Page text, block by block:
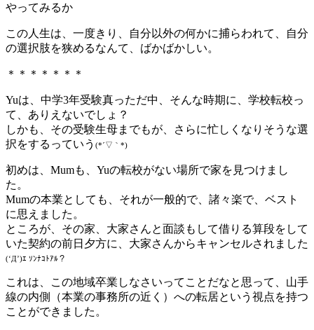
やってみるか
この人生は、一度きり、自分以外の何かに捕らわれて、自分
の選択肢を狭めるなんて、ばかばかしい。
＊＊＊＊＊＊＊
Yuは、中学3年受験真っただ中、そんな時期に、学校転校っ
て、ありえないでしょ？
しかも、その受験生母までもが、さらに忙しくなりそうな選
択をするっていう (*´▽｀*)
初めは、Mumも、Yuの転校がない場所で家を見つけまし
た。
Mumの本業としても、それが一般的で、諸々楽で、ベスト
に思えました。
ところが、その家、大家さんと面談もして借りる算段をして
いた契約の前日夕方に、大家さんからキャンセルされました
(‘Д’)ｴ ｿﾝﾅｺﾄｱﾙ？
これは、この地域卒業しなさいってことだなと思って、山手
線の内側（本業の事務所の近く）への転居という視点を持つ
ことができました。